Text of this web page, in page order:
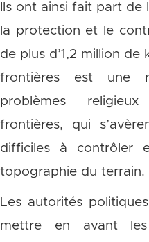
Ils ont ainsi fait part
la protection et le
de plus d’1,2 million
frontières est une
problèmes
frontières, qui
difficiles à contrôler
topographie du terrain.
Les autorités
mettre en avant les